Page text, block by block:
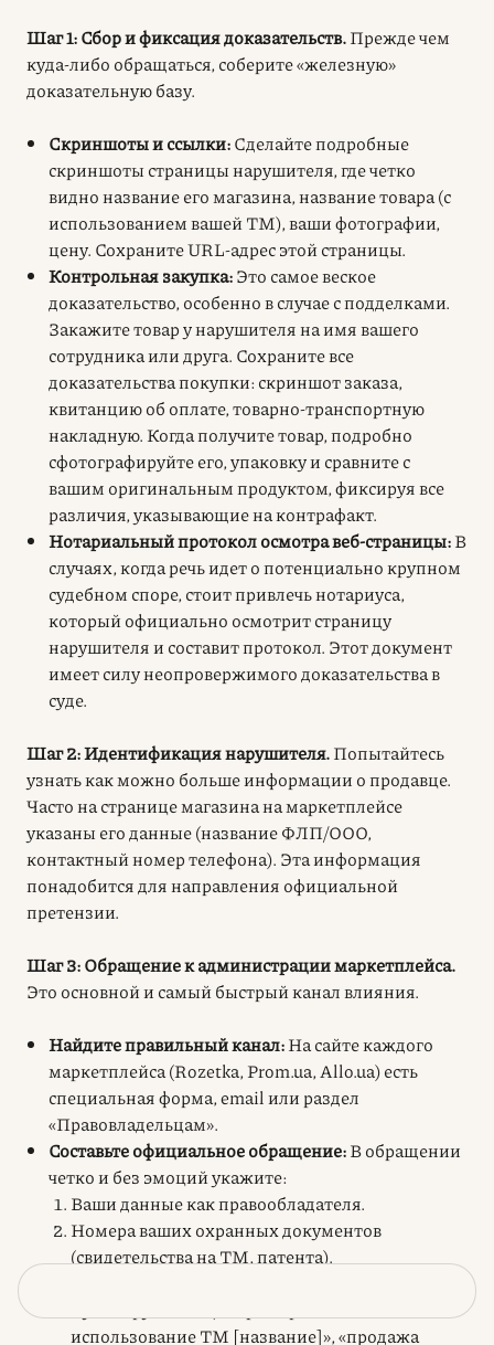
Шаг 1: Сбор и фиксация доказательств.Прежде чем
куда-либо обращаться, соберите «железную»
доказательную базу.
Скриншоты и ссылки:Сделайте подробные
скриншоты страницы нарушителя, где четко
видно название его магазина, название товара (с
использованием вашей ТМ), ваши фотографии,
цену. Сохраните URL-адрес этой страницы.
Контрольная закупка:Это самое веское
доказательство, особенно в случае с подделками.
Закажите товар у нарушителя на имя вашего
сотрудника или друга. Сохраните все
доказательства покупки: скриншот заказа,
квитанцию об оплате, товарно-транспортную
накладную. Когда получите товар, подробно
сфотографируйте его, упаковку и сравните с
вашим оригинальным продуктом, фиксируя все
различия, указывающие на контрафакт.
Нотариальный протокол осмотра веб-страницы:В
случаях, когда речь идет о потенциально крупном
судебном споре, стоит привлечь нотариуса,
который официально осмотрит страницу
нарушителя и составит протокол. Этот документ
имеет силу неопровержимого доказательства в
суде.
Шаг 2: Идентификация нарушителя.Попытайтесь
узнать как можно больше информации о продавце.
Часто на странице магазина на маркетплейсе
указаны его данные (название ФЛП/ООО,
контактный номер телефона). Эта информация
понадобится для направления официальной
претензии.
Шаг 3: Обращение к администрации маркетплейса.
Это основной и самый быстрый канал влияния.
Найдите правильный канал:На сайте каждого
маркетплейса (Rozetka, Prom.ua, Allo.ua) есть
специальная форма, email или раздел
«Правовладельцам».
Составьте официальное обращение:В обращении
четко и без эмоций укажите:
Ваши данные как правообладателя.
Номера ваших охранных документов
(свидетельства на ТМ, патента).
использование ТМ [название]», «продажа